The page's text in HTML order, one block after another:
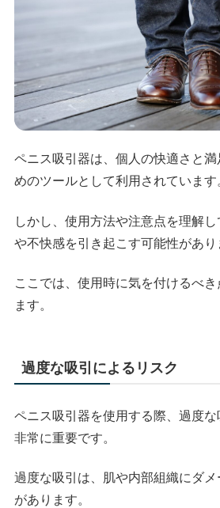
ペニス吸引器は、個人の快適さと
めのツールとして利用されています
しかし、使用方法や注意点を理解
や不快感を引き起こす可能性があり
ここでは、使用時に気を付けるべ
ます。
過度な吸引によるリスク
ペニス吸引器を使用する際、過度
非常に重要です。
過度な吸引は、肌や内部組織にダ
があります。